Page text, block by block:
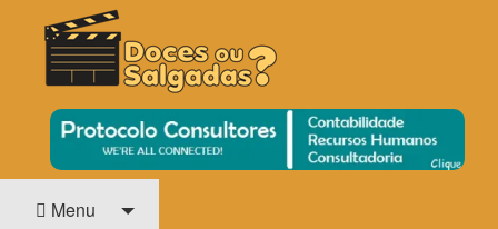
DOCES OU SALGADAS?
O Cinema? Uma Paixão!!
Menu